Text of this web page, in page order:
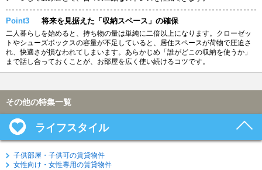
Point3 将来を見据えた「収納スペース」の確保
二人暮らしを始めると、持ち物の量は単純に二倍以上になります。クローゼッ
トやシューズボックスの容量が不足していると、居住スペースが荷物で圧迫さ
れ、快適さが損なわれてしまいます。あらかじめ「誰がどこの収納を使うか」
まで話し合っておくことが、お部屋を広く使い続けるコツです。
その他の特集一覧
ライフスタイル
子供部屋・子供可の賃貸物件
女性向け・女性専用の賃貸物件